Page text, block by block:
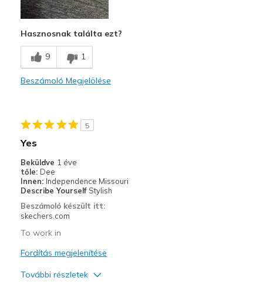
Hasznosnak találta ezt?
9 1
Beszámoló Megjelölése
5
Yes
Beküldve 1 éve
tőle: Dee
Innen: Independence Missouri
Describe Yourself Stylish
Beszámoló készült itt:
skechers.com
To work in
Fordítás megjelenítése
További részletek